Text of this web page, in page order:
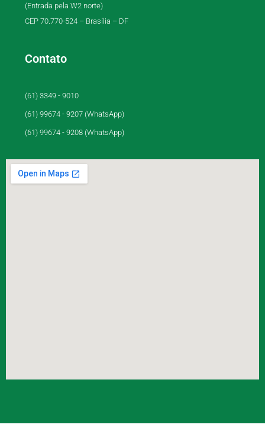
(Entrada pela W2 norte)
CEP 70.770-524 – Brasília – DF
Contato
(61) 3349 - 9010
(61) 99674 - 9207 (WhatsApp)
(61) 99674 - 9208 (WhatsApp)